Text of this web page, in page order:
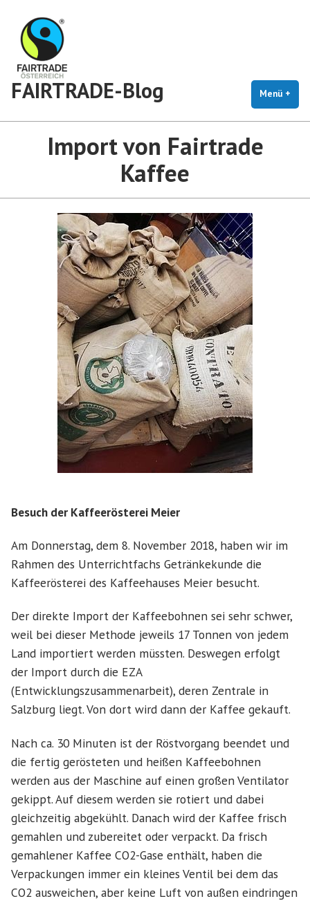
Inhalt
springen
FAIRTRADE-Blog Menü +
Import von Fairtrade
Kaffee
Besuch der Kaffeerösterei Meier
Am Donnerstag, dem 8. November 2018, haben wir im
Rahmen des Unterrichtfachs Getränkekunde die
Kaffeerösterei des Kaffeehauses Meier besucht.
Der direkte Import der Kaffeebohnen sei sehr schwer,
weil bei dieser Methode jeweils 17 Tonnen von jedem
Land importiert werden müssten. Deswegen erfolgt
der Import durch die EZA
(Entwicklungszusammenarbeit), deren Zentrale in
Salzburg liegt. Von dort wird dann der Kaffee gekauft.
Nach ca. 30 Minuten ist der Röstvorgang beendet und
die fertig gerösteten und heißen Kaffeebohnen
werden aus der Maschine auf einen großen Ventilator
gekippt. Auf diesem werden sie rotiert und dabei
gleichzeitig abgekühlt. Danach wird der Kaffee frisch
gemahlen und zubereitet oder verpackt. Da frisch
gemahlener Kaffee CO2-Gase enthält, haben die
Verpackungen immer ein kleines Ventil bei dem das
CO2 ausweichen, aber keine Luft von außen eindringen